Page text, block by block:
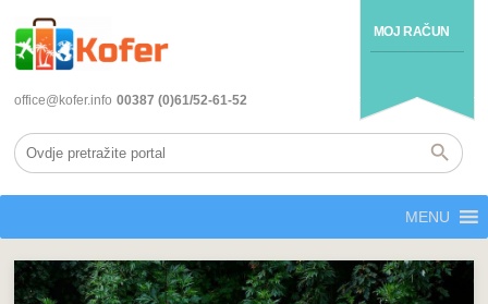
MOJ RAČUN
office@kofer.info 00387 (0)61/52-61-52
MENU